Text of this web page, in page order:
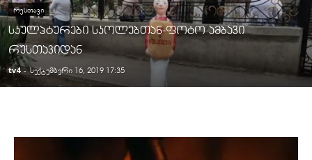
ᲠᲣᲡᲗᲐᲕᲘ
სკულპტურები სკოლებთან-ფოტო ამბავი
რუსთავიდან
tv4 - სექტემბერი 16, 2019 17:35